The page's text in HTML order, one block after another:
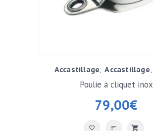
Accastillage Accastillage
79,00€
Poulie à cliquet inox